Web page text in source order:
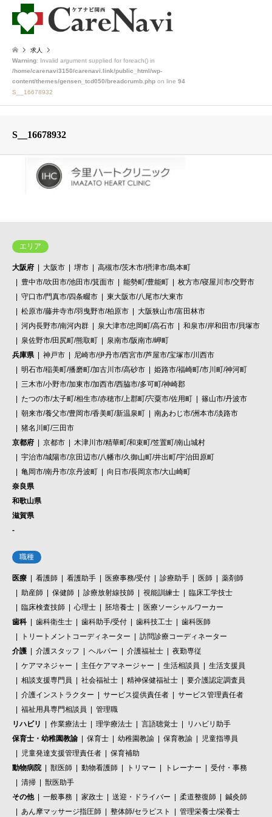
求人
Warning: Invalid argument supplied for foreach() in
/home/carenavi3150/carenavi.link/public_html/wp-
content/themes/gensen_tcd050/breadcrumb.php on line 94
S__16678932
S__16678932
エリア
大阪府 大阪市 堺市
高槻市/茨木市/摂津市/島本町
豊中市/吹田市/池田市/箕面市
能勢町/豊能町
枚方市/寝屋川市/交野市
守口市/門真市/四条畷市
東大阪市/八尾市/大東市
松原市/藤井寺市/羽曳野市/柏原市
大阪狭山市/富田林市
河内長野市/南河内群
泉大津市/忠岡町/高石市
和泉市/岸和田市/貝塚市
泉佐野市/田尻町/熊取町
泉南市/阪南市/岬町
兵庫県
神戸市
尼崎市/伊丹市/西宮市/芦屋市/宝塚市/川西市
明石市/稲美町/播磨町/加古川市/高砂市
姫路市/福崎町/市川町/神河町
三木市/小野市/加東市/加西市/西脇市/多可町/神崎郡
たつの市/太子町/相生市/赤穂市/上郡町/宍粟市/佐用町
篠山市/丹波市
朝来市/養父市/豊岡市/香美町/新温泉町
南あわじ市/洲本市/淡路市
猪名川町/三田市
京都府
京都市
木津川市/精華町/和束町/笠置町/南山城村
宇治市/城陽市/京田辺市/八幡市/久御山町/井出町/宇治田原町
亀岡市/南丹市/京丹波町
向日市/長岡京市/大山崎町
奈良県
和歌山県
滋賀県
-
職種
医療 看護師 看護助手 医療事務/受付 診療助手 医師
薬剤師
助産師
保健師 診療放射線技師 視能訓練士
臨床工学技士
臨床検査技師
心理士 胚培養士
医療ソーシャルワーカー
歯科
歯科衛生士 歯科助手/受付 歯科技工士
歯科医師
トリートメントコーディネーター
訪問診療コーディネーター
介護
介護スタッフ ヘルパー 介護福祉士
夜勤専従
ケアマネジャー
主任ケアマネージャー 生活相談員
生活支援員
相談支援専門員
社会福祉士 精神保健福祉士
要介護認定調査員
介護インストラクター
サービス提供責任者
サービス管理責任者
福祉用具専門相談員
管理職
リハビリ
作業療法士 理学療法士 言語聴覚士
リハビリ助手
保育士・幼稚園教諭
保育士 幼稚園教諭 保育教諭
児童指導員
児童発達支援管理責任者
保育補助
動物病院
獣医師 動物看護師 トリマー トレーナー
受付・事務
清掃
獣医助手
その他
一般事務 家政士 送迎・ドライバー 柔道整復師
鍼灸師
あん摩マッサージ指圧師
整体師/セラピスト 管理栄養士/栄養士